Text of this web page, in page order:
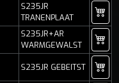
S235JR
TRANENPLAAT
S235JR+AR
WARMGEWALST
S235JR GEBEITST